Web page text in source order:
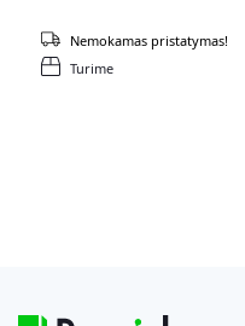
Turime
Nemokamas pristatymas!